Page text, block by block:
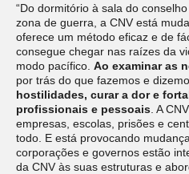
“Do dormitório à sala do
zona de guerra, a CNV está
oferece um método eficaz e de
consegue chegar nas raízes da
modo pacífico. Ao examinar as
por trás do que fazemos e
hostilidades, curar a dor e
profissionais e pessoais . A
empresas, escolas, prisões e
todo. E está provocando
corporações e governos estão
da CNV às suas estruturas e